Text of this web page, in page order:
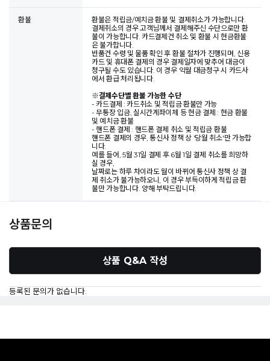
환불
환불은 적립금/예치금 환불 및 결제취소가 가능합니다.
결제취소의 경우 고객님께서 결제해주신 수단으로만 환
불이 가능합니다. 카드결제건 취소 및 환불 시 현금환불
은 불가합니다.
반품건 수령 및 물품 확인 후 환불 절차가 진행되며, 신용
카드 및 휴대폰 결제의 경우 결제일자에 맞추어 대금이
청구될 수도 있습니다. 이 경우 익월 대금청구 시 카드사
에서 환급 처리됩니다.
※결제수단별 환불 가능한 수단
- 카드결제 : 카드취소 및 적립금 환불만 가능
- 무통장 입금, 실시간계좌이체 등 현금 결제 : 현금 환불
및 예치금 환불
- 핸드폰 결제 : 핸드폰 결제 취소 및 적립금 환불
핸드폰 결제의 경우, 통신사 정책 상 '당월 취소'만 가능합
니다.
예를 들어, 5월 31일 결제 후 6월 1일 결제 취소를 희망하
실 경우,
날짜로는 하루 차이라도 월이 바뀌어 통신사 정책 상 결
제 취소가 불가능하오니, 이 경우 부득이하게 적립금 환
불만 가능합니다. 양해 부탁드립니다.
상품문의
상품 Q&A 작성
등록된 문의가 없습니다.